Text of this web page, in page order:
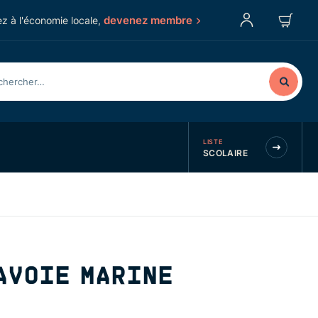
à l'économie locale, devenez membre
LISTE
SCOLAIRE
MARINE